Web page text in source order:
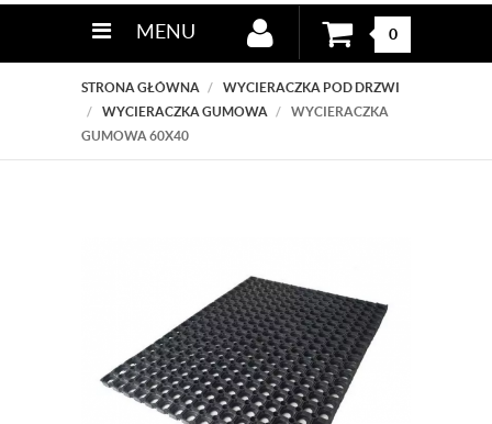
MENU 0
STRONA GŁÓWNA
WYCIERACZKA POD DRZWI
WYCIERACZKA GUMOWA
WYCIERACZKA
GUMOWA 60X40